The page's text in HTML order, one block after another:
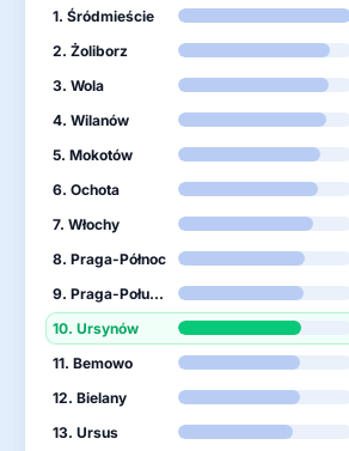
1. Śródmieście
2. Żoliborz
3. Wola
4. Wilanów
5. Mokotów
6. Ochota
7. Włochy
8. Praga-Północ
9. Praga-Południe
10. Ursynów
11. Bemowo
12. Bielany
13. Ursus